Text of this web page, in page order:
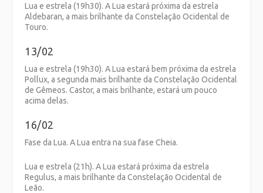
Lua e estrela (19h30). A Lua estará próxima da estrela
Aldebaran, a mais brilhante da Constelação Ocidental de
Touro.
13/02
Lua e estrela (19h30). A Lua estará bem próxima da estrela
Pollux, a segunda mais brilhante da Constelação Ocidental
de Gêmeos. Castor, a mais brilhante, estará um pouco
acima delas.
16/02
Fase da Lua. A Lua entra na sua fase Cheia.
Lua e estrela (21h). A Lua estará próxima da estrela
Regulus, a mais brilhante da Constelação Ocidental de
Leão.